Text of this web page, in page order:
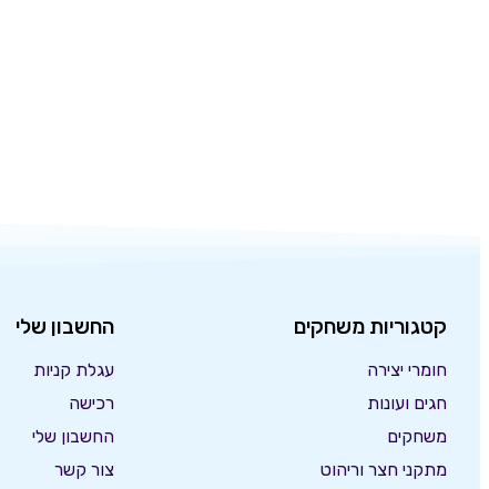
קטגוריות משחקים
חומרי יצירה
חגים ועונות
משחקים
מתקני חצר וריהוט
החשבון שלי
עגלת קניות
רכישה
החשבון שלי
צור קשר